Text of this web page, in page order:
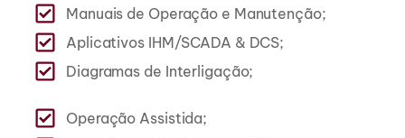
Manuais de Operação e Manutenção;
Aplicativos IHM/SCADA & DCS;
Diagramas de Interligação;
Operação Assistida;